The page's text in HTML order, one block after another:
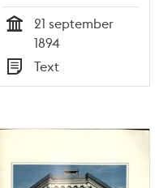
21 september
1894
Typ
Text